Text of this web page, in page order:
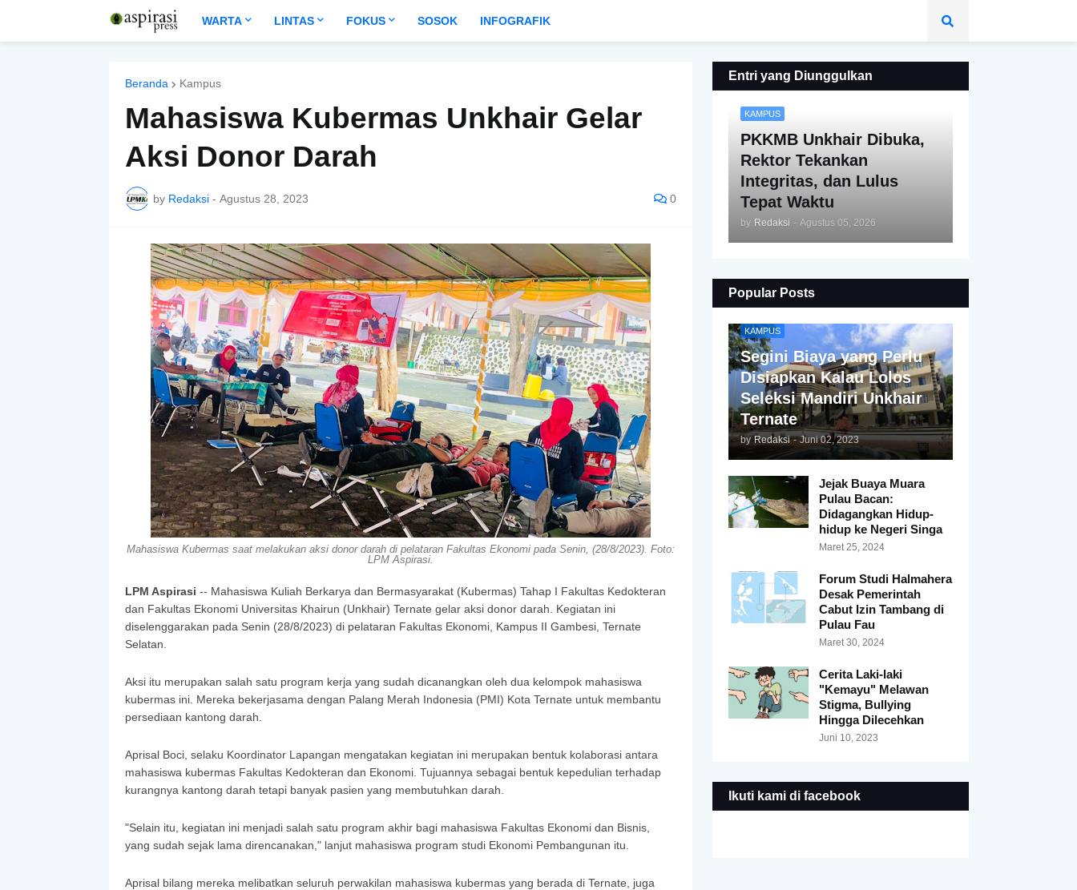
WARTA LINTAS FOKUS SOSOK INFOGRAFIK
Beranda Kampus
Mahasiswa Kubermas Unkhair Gelar
Aksi Donor Darah
by Redaksi - Agustus 28, 2023 0
Mahasiswa Kubermas saat melakukan aksi donor darah di pelataran Fakultas Ekonomi pada Senin, (28/8/2023). Foto:
LPM Aspirasi.
LPM Aspirasi -- Mahasiswa Kuliah Berkarya dan Bermasyarakat (Kubermas) Tahap I Fakultas Kedokteran
dan Fakultas Ekonomi Universitas Khairun (Unkhair) Ternate gelar aksi donor darah. Kegiatan ini
diselenggarakan pada Senin (28/8/2023) di pelataran Fakultas Ekonomi, Kampus II Gambesi, Ternate
Selatan.
Aksi itu merupakan salah satu program kerja yang sudah dicanangkan oleh dua kelompok mahasiswa
kubermas ini. Mereka bekerjasama dengan Palang Merah Indonesia (PMI) Kota Ternate untuk membantu
persediaan kantong darah.
Aprisal Boci, selaku Koordinator Lapangan mengatakan kegiatan ini merupakan bentuk kolaborasi antara
mahasiswa kubermas Fakultas Kedokteran dan Ekonomi. Tujuannya sebagai bentuk kepedulian terhadap
kurangnya kantong darah tetapi banyak pasien yang membutuhkan darah.
"Selain itu, kegiatan ini menjadi salah satu program akhir bagi mahasiswa Fakultas Ekonomi dan Bisnis,
yang sudah sejak lama direncanakan," lanjut mahasiswa program studi Ekonomi Pembangunan itu.
Aprisal bilang mereka melibatkan seluruh perwakilan mahasiswa kubermas yang berada di Ternate, juga
Entri yang Diunggulkan
KAMPUS
PKKMB Unkhair Dibuka,
Rektor Tekankan
Integritas, dan Lulus
Tepat Waktu
by Redaksi - Agustus 05, 2026
Popular Posts
KAMPUS
Segini Biaya yang Perlu
Disiapkan Kalau Lolos
Seleksi Mandiri Unkhair
Ternate
by Redaksi - Juni 02, 2023
Jejak Buaya Muara
Pulau Bacan:
Didagangkan Hidup-
hidup ke Negeri Singa
Maret 25, 2024
Forum Studi Halmahera
Desak Pemerintah
Cabut Izin Tambang di
Pulau Fau
Maret 30, 2024
Cerita Laki-laki
"Kemayu" Melawan
Stigma, Bullying
Hingga Dilecehkan
Juni 10, 2023
Ikuti kami di facebook